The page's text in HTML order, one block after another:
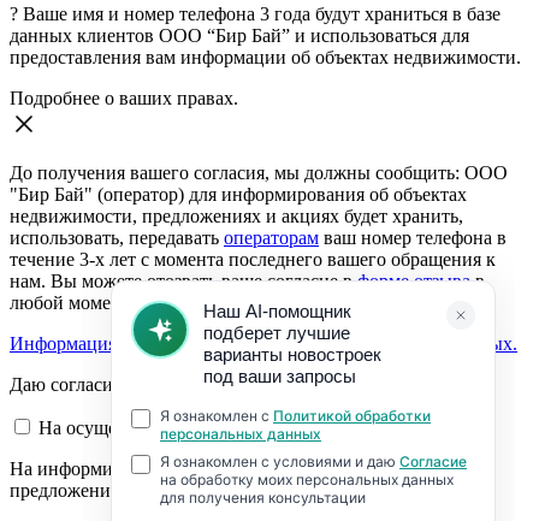
? Ваше имя и номер телефона 3 года будут храниться в базе
данных клиентов ООО “Бир Бай” и использоваться для
предоставления вам информации об объектах недвижимости.
Подробнее о ваших правах.
До получения вашего согласия, мы должны сообщить: ООО
"Бир Бай" (оператор) для информирования об объектах
недвижимости, предложениях и акциях будет хранить,
использовать, передавать операторам ваш номер телефона в
течение 3-х лет с момента последнего вашего обращения к
нам. Вы можете отозвать ваше согласие вформе отзывав
любой момент.
Информация о согласии на обработку персональных данных.
Даю согласие:
На осуществление обратной связи
На информирование об объектах недвижимости,
предложениях и акциях